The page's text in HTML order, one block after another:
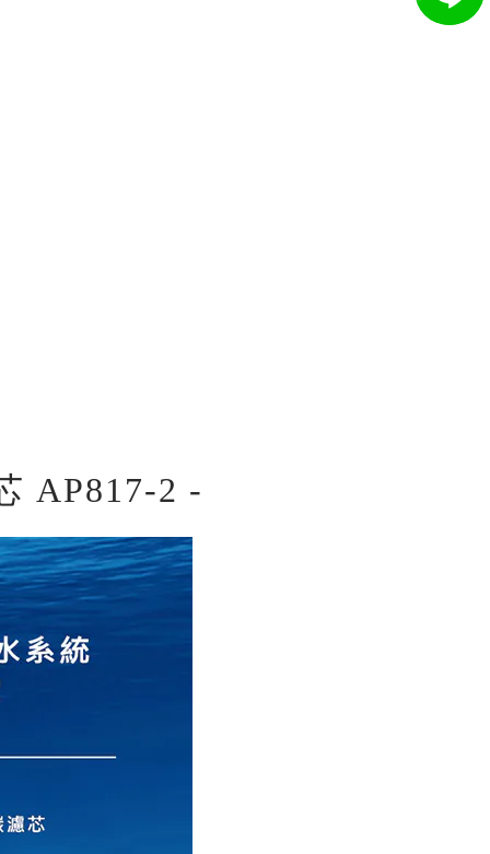
AP817-2 -